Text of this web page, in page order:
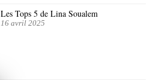
Les Tops 5 de Lina Soualem
16 avril 2025